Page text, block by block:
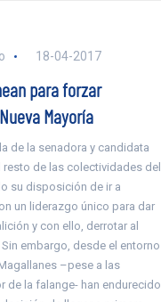
18-04-2017
para forzar
Mayoría
de la senadora y candidata
resto de las colectividades del
su disposición de ir a
un liderazgo único para dar
y con ello, derrotar al
embargo, desde el entorno
–pese a las
de la falange- han endurecido